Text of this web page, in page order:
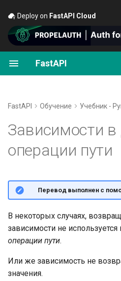
Deploy on FastAPI Cloud
FastAPI
de
fr -
hi -
ko
pt -
ru -
uk -
Добавление dependencies
возвращаемые значения
Требования к зависимостям
Возвращаемые значения
Глобальные Зависимости
Безопасность — первые
Получить текущего
OAuth2 с паролем и
OAuth2 с паролем (и
хешированием), Bearer с
JWT-токенами
Потоковая передача
Расширенная
пути
Дополнительные статус-
Возврат ответа напрямую
Кастомные ответы —
Дополнительные ответы в
OpenAPI
О версиях FastAPI
Развертывание FastAPI у
облачных провайдеров
Серверные воркеры —
Uvicorn с воркерами
FastAPI в контейнерах —
Docker
Общее — Как сделать —
Миграция с Pydantic v1 на
Условный OpenAPI
Расширение OpenAPI
для входа и выхода или нет
FastAPI class
Dependencies - Depends()
and Security()
APIRouter class
Background Tasks -
BackgroundTasks
FastAPI People
External Links
FastAPI and friends
newsletter
Альтернативы, источники
История, проектирование и
производительности)
FastAPI Обучение Учебник -
Зависимости в
операции пути
🌐 Перевод выполнен с
В некоторых случаях,
зависимости не используется
операции пути.
Или же зависимость не
значения.